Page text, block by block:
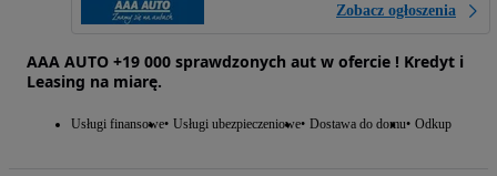
Zobacz ogłoszenia
AAA AUTO +19 000 sprawdzonych aut w ofercie ! Kredyt i
Leasing na miarę.
Usługi finansowe Usługi ubezpieczeniowe Dostawa do domu Odkup